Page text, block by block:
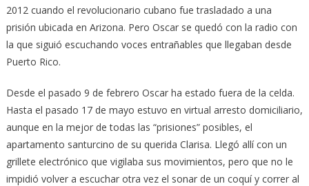
2012 cuando el revolucionario cubano fue trasladado a una
prisión ubicada en Arizona. Pero Oscar se quedó con la radio con
la que siguió escuchando voces entrañables que llegaban desde
Puerto Rico.
Desde el pasado 9 de febrero Oscar ha estado fuera de la celda.
Hasta el pasado 17 de mayo estuvo en virtual arresto domiciliario,
aunque en la mejor de todas las “prisiones” posibles, el
apartamento santurcino de su querida Clarisa. Llegó allí con un
grillete electrónico que vigilaba sus movimientos, pero que no le
impidió volver a escuchar otra vez el sonar de un coquí y correr al